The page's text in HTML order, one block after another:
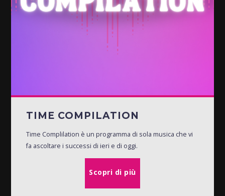
TIME COMPILATION
Time Complilation è un programma di sola musica che vi
fa ascoltare i successi di ieri e di oggi.
Scopri di più